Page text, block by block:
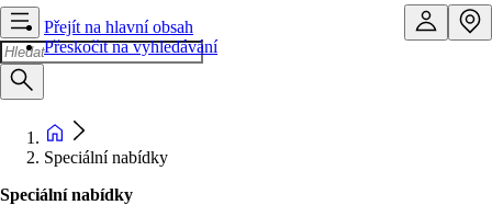
Přejít na hlavní obsah
Přeskočit na vyhledávání
Speciální nabídky
Speciální nabídky